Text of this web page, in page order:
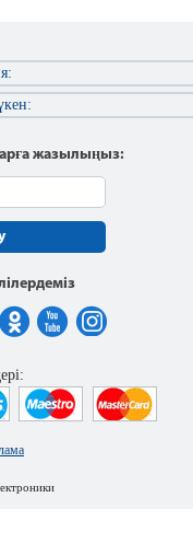
жазылыңыз: